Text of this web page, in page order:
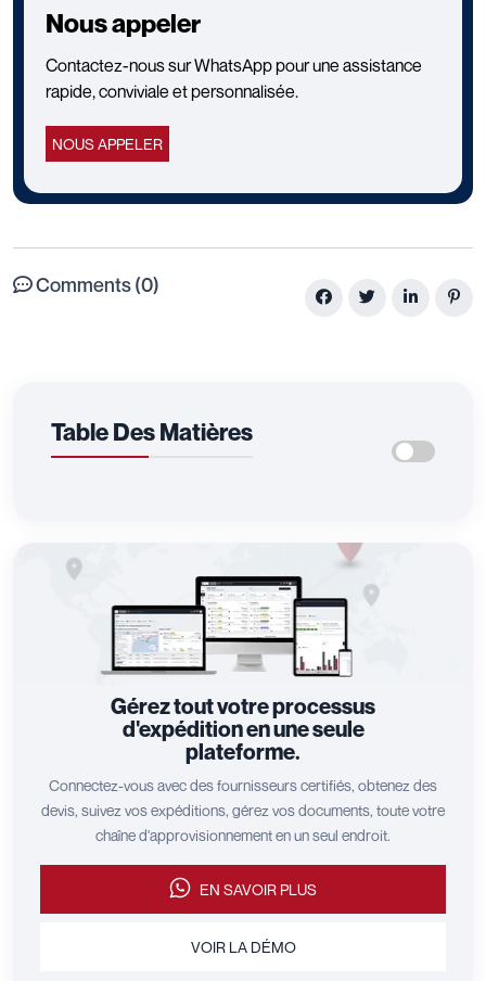
Nous appeler
Contactez-nous sur WhatsApp pour une assistance
rapide, conviviale et personnalisée.
NOUS APPELER
Comments (0)
Table Des Matières
Gérez tout votre processus
d'expédition en une seule
plateforme.
Connectez-vous avec des fournisseurs certifiés, obtenez des
devis, suivez vos expéditions, gérez vos documents, toute votre
chaîne d'approvisionnement en un seul endroit.
EN SAVOIR PLUS
VOIR LA DÉMO